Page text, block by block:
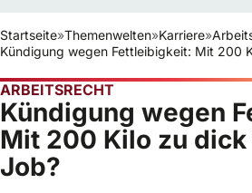
Startseite»Themenwelten»Karriere»
Kündigung wegen Fettleibigkeit: Mit 200
ARBEITSRECHT
Kündigung wegen
Mit 200 Kilo zu
Job?